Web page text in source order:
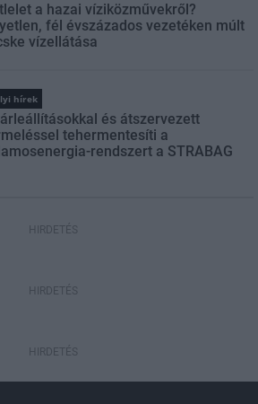
a hazai víziközművekről?
fél évszázados vezetéken múlt
vízellátása
hírek
és átszervezett
tehermentesíti a
rendszert a STRABAG
HIRDETÉS
HIRDETÉS
HIRDETÉS